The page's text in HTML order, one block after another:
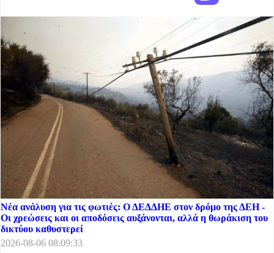
Νέα ανάλυση για τις φωτιές: Ο ΔΕΔΔΗΕ στον δρόμο της ΔΕΗ -
Οι χρεώσεις και οι αποδόσεις αυξάνονται, αλλά η θωράκιση του
δικτύου καθυστερεί
2026-08-06 08:09:33